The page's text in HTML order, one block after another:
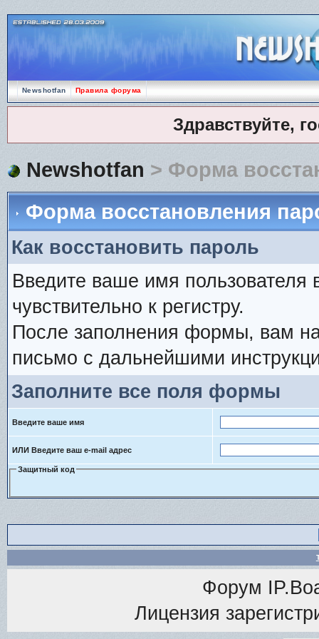
Newshotfan Правила форума
Здравствуйте,
Newshotfan > Форма
Форма восстановления
Как восстановить пароль
Введите ваше имя
чувствительно к регистру.
После заполнения формы, вам на
письмо с дальнейшими
Заполните все поля формы
Введите ваше имя
ИЛИ Введите ваш e-mail адрес
Защитный код
Форум
Лицензия